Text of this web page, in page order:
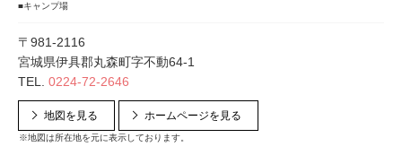
■キャンプ場
〒981-2116
宮城県伊具郡丸森町字不動64-1
TEL. 0224-72-2646
地図を見る
※地図は所在地を元に表示しております。
ホームページを見る